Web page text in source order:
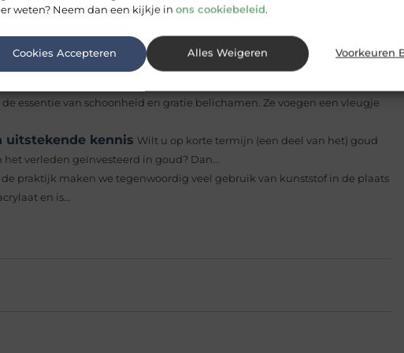
weten? Neem dan een kijkje in ons cookiebeleid.
Cookies Accepteren Alles Weigeren Voorkeuren
een makelaar bij het kopen van je huis
Er is een groot woningtekort in Nederland waardoor de
Soorten Sierbomen
essentie van schoonheid en gratie belichamen. Ze voegen een vleugje
uitstekende kennis Wilt u op korte termijn (een deel van het) goud
verleden geïnvesteerd in goud? Dan...
de praktijk maken we tegenwoordig veel gebruik van kunststof in de plaats
en is...